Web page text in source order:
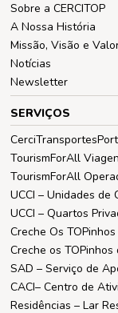
Sobre a CERCITOP
A Nossa História
Missão, Visão e
Notícias
Newsletter
SERVIÇOS
TourismForAll
TourismForAll
UCCI – Unidades de
UCCI – Quartos
Creche Os
Creche os
SAD – Serviço de
CACI– Centro de
Residências – Lar